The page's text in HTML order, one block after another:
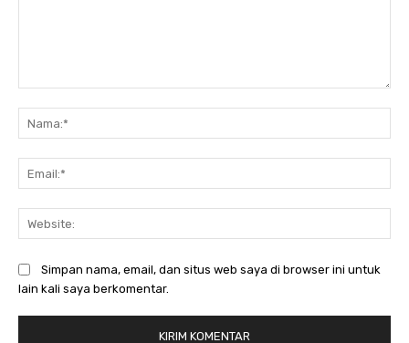
Simpan nama, email, dan situs web saya di browser ini untuk
lain kali saya berkomentar.